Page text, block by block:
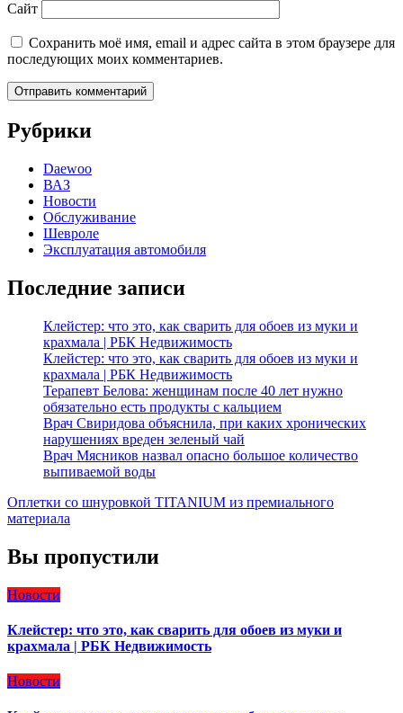
Сайт
Сохранить моё имя, email и адрес сайта в этом браузере для
последующих моих комментариев.
Рубрики
Daewoo
ВАЗ
Новости
Обслуживание
Шевроле
Эксплуатация автомобиля
Последние записи
Клейстер: что это, как сварить для обоев из муки и
крахмала | РБК Недвижимость
Клейстер: что это, как сварить для обоев из муки и
крахмала | РБК Недвижимость
Терапевт Белова: женщинам после 40 лет нужно
обязательно есть продукты с кальцием
Врач Свиридова объяснила, при каких хронических
нарушениях вреден зеленый чай
Врач Мясников назвал опасно большое количество
выпиваемой воды
Оплетки со шнуровкой TITANIUM из премиального
материала
Вы пропустили
Новости
Клейстер: что это, как сварить для обоев из муки и
крахмала | РБК Недвижимость
Новости